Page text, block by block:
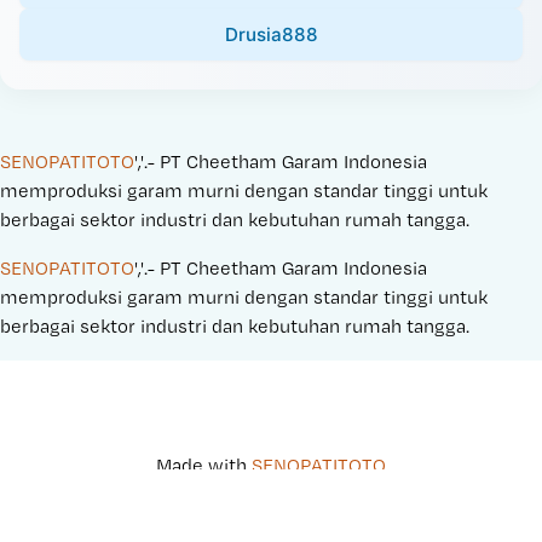
Drusia888
SENOPATITOTO','.- PT Cheetham Garam Indonesia
memproduksi garam murni dengan standar tinggi untuk
berbagai sektor industri dan kebutuhan rumah tangga.
SENOPATITOTO','.- PT Cheetham Garam Indonesia
memproduksi garam murni dengan standar tinggi untuk
berbagai sektor industri dan kebutuhan rumah tangga.
Made with SENOPATITOTO